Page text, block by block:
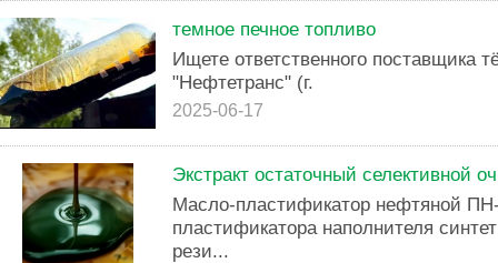
темное печное топливо
Ищете ответственного поставщика
"Нефтетранс" (г.
2025-06-17
Экстракт остаточный селективной
Масло-пластификатор нефтяной
пластификатора наполнителя
рези...